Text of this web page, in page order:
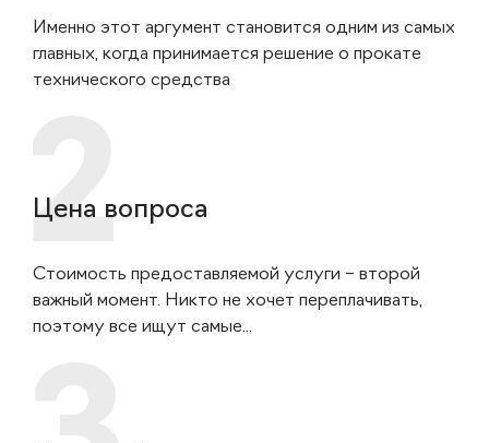
Именно этот аргумент становится одним из самых
главных, когда принимается решение о прокате
технического средства
Цена вопроса
Стоимость предоставляемой услуги – второй
важный момент. Никто не хочет переплачивать,
поэтому все ищут самые...